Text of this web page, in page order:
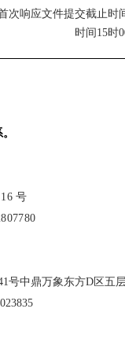
次响应文件提交截止时
时间 15时
16号
号中鼎万象东方D 区五